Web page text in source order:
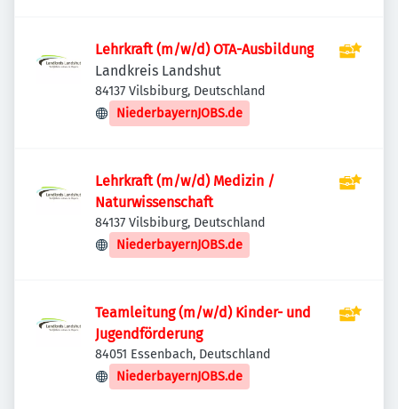
Lehrkraft (m/w/d) OTA-Ausbildung
Landkreis Landshut
84137 Vilsbiburg, Deutschland
NiederbayernJOBS.de
Lehrkraft (m/w/d) Medizin /
Naturwissenschaft
84137 Vilsbiburg, Deutschland
NiederbayernJOBS.de
Teamleitung (m/w/d) Kinder- und
Jugendförderung
84051 Essenbach, Deutschland
NiederbayernJOBS.de